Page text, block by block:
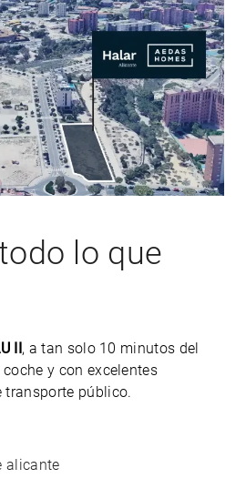
lo que
II, a tan solo 10 minutos del
y con excelentes
transporte público.
alicante